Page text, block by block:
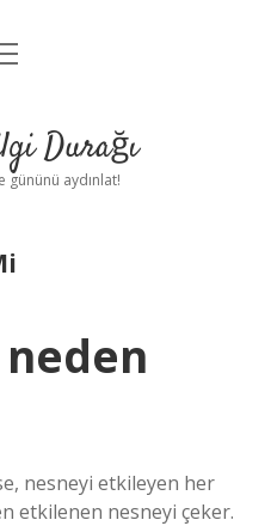
Durağı
gününü aydınlat!
nesneyi etkileyen her
etkilenen nesneyi çeker.